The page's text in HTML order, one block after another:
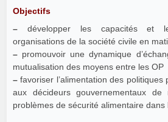
Objectifs
– développer les capacités et
organisations de la société civile en
– promouvoir une dynamique
mutualisation des moyens entre les OP
– favoriser l’alimentation des
aux décideurs gouvernementaux de
problèmes de sécurité alimentaire dans